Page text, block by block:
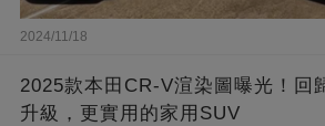
2024/11/18
2025款本田CR-V渲染圖曝光！回
升級，更實用的家用SUV